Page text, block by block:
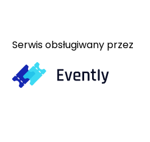
Serwis obsługiwany przez